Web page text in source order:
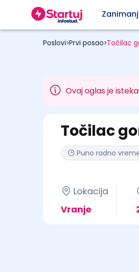
Poslovi>Prvi posao>Točilac
Ovaj oglas je
Točilac
Lokacija
Vranje
Puno radno